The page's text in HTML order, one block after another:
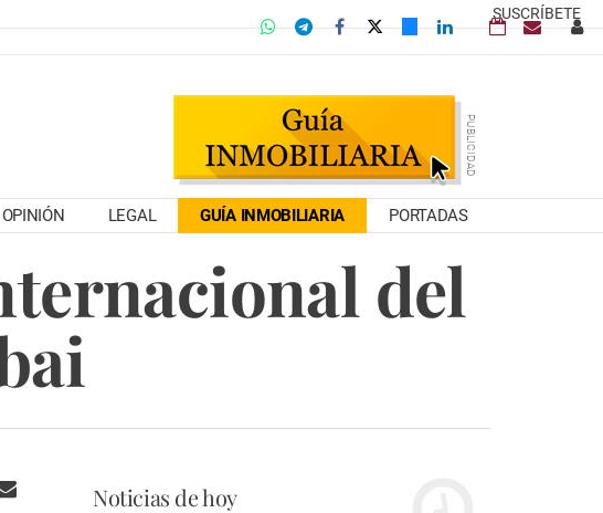
SUSCRÍBETE
OPINIÓN LEGAL GUÍA INMOBILIARIA PORTADAS
del
Noticias de hoy